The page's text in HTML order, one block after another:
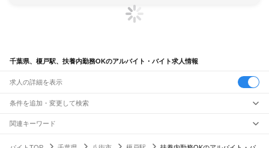
千葉県、榎戸駅、扶養内勤務OKのアルバイト・バイト求人情報
求人の詳細を表示
条件を追加・変更して検索
市区町村を追加・変更
駅を追加・変更
関連キーワード